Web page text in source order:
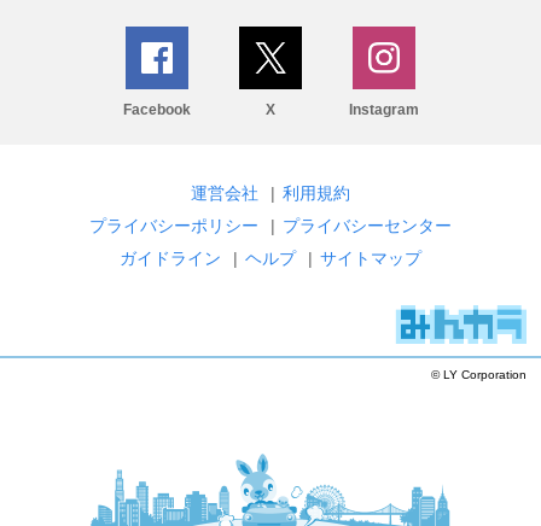
Facebook X Instagram
運営会社 | 利用規約
プライバシーポリシー
| プライバシーセンター
ガイドライン
| ヘルプ | サイトマップ
© LY Corporation